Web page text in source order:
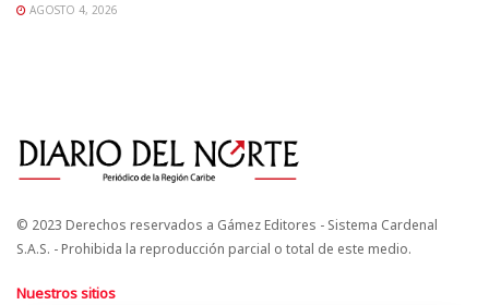
AGOSTO 4, 2026
© 2023 Derechos reservados a Gámez Editores - Sistema Cardenal
S.A.S. - Prohibida la reproducción parcial o total de este medio.
Nuestros sitios